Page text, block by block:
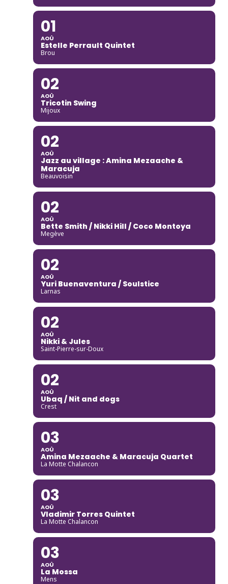
01
AOÛ
Estelle Perrault Quintet
Brou
02
AOÛ
Tricotin Swing
Mijoux
02
AOÛ
Jazz au village : Amina Mezaache &
Maracuja
Beauvoisin
02
AOÛ
Bette Smith / Nikki Hill / Coco Montoya
Megève
02
AOÛ
Yuri Buenaventura / Soulstice
Larnas
02
AOÛ
Nikki & Jules
Saint-Pierre-sur-Doux
02
AOÛ
Ubaq / Nit and dogs
Crest
03
AOÛ
Amina Mezaache & Maracuja Quartet
La Motte Chalancon
03
AOÛ
Vladimir Torres Quintet
La Motte Chalancon
03
AOÛ
La Mossa
Mens